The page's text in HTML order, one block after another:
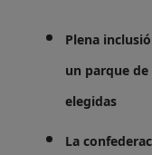
Plena
un parque
elegidas
La